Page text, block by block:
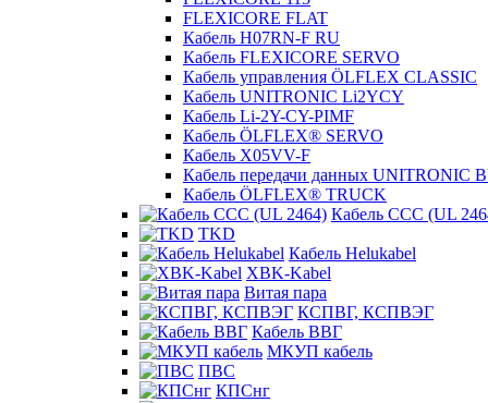
FLEXICORE FLAT
Кабель H07RN-F RU
Кабель FLEXICORE SERVO
Кабель управления ÖLFLEX CLASSIC
Кабель UNITRONIC Li2YCY
Кабель Li-2Y-CY-PIMF
Кабель ÖLFLEX® SERVO
Кабель X05VV-F
Кабель передачи данных UNITRONIC
Кабель ÖLFLEX® TRUCK
Кабель CCC (UL
TKD
Кабель Helukabel
XBK-Kabel
Витая пара
КСПВГ, КСПВЭГ
Кабель ВВГ
МКУП кабель
ПВС
КПСнг